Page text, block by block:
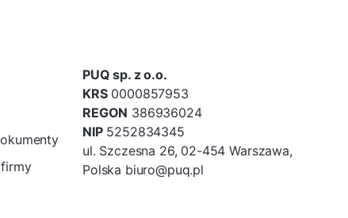
PUQ sp. z o.o.
KRS0000857953
REGON 386936024
NIP5252834345
ul. Szczesna 26, 02-454 Warszawa,
Polska biuro@puq.pl